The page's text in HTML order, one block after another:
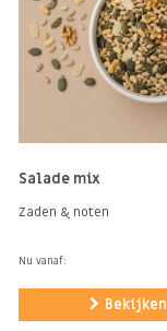
Salade mix
Zaden & noten
Nu vanaf:
Bekijken